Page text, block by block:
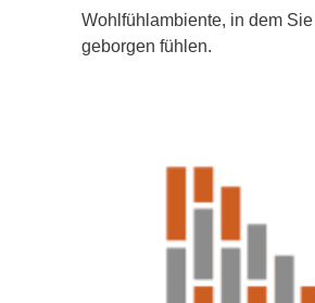
Wohlfühlambiente, in dem
geborgen fühlen.